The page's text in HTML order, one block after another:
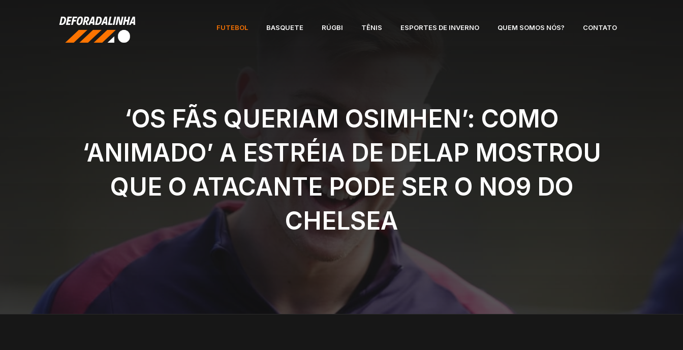
FUTEBOL BASQUETE RÚGBI TÊNIS ESPORTES DE INVERNO QUEM SOMOS NÓS? CONTATO
‘OS FÃS QUERIAM OSIMHEN’: COMO
‘ANIMADO’ A ESTRÉIA DE DELAP MOSTROU
QUE O ATACANTE PODE SER O NO9 DO
CHELSEA